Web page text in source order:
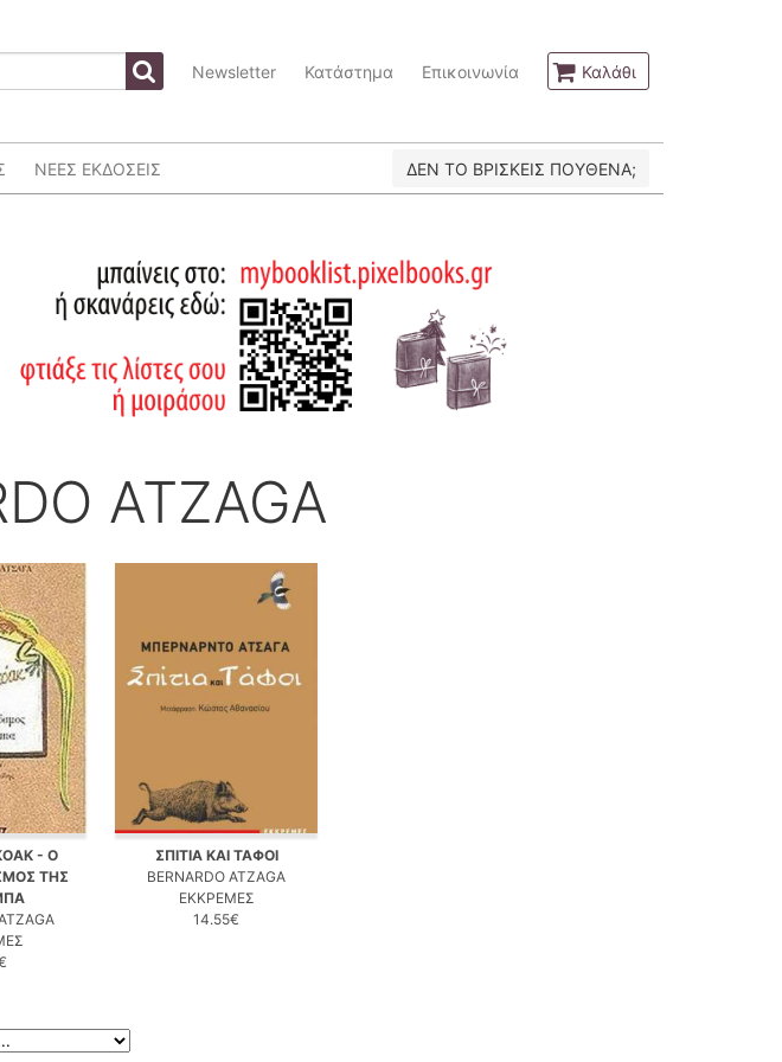
Newsletter Κατάστημα Επικοινωνία Καλάθι
ΝΕΕΣ ΕΚΔΟΣΕΙΣ ΔΕΝ ΤΟ ΒΡΙΣΚΕΙΣ ΠΟΥΘΕΝΑ;
ATZAGA
- Ο
ΤΗΣ
ΣΠΙΤΙΑ ΚΑΙ ΤΑΦΟΙ
BERNARDO ATZAGA
ΕΚΚΡΕΜΕΣ
14.55€